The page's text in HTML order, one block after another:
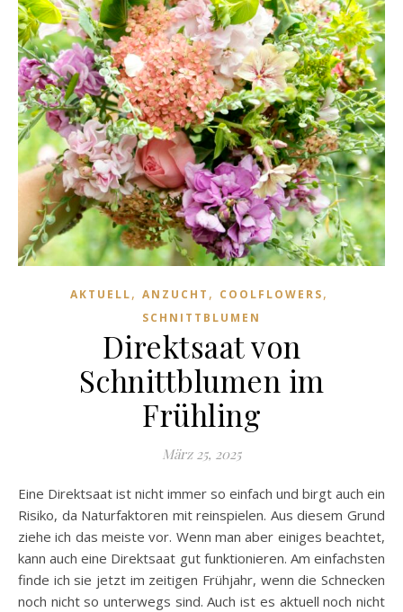
AKTUELL, ANZUCHT , COOLFLOWERS,
SCHNITTBLUMEN
Direktsaat von
Schnittblumen im
Frühling
März 25, 2025
Eine Direktsaat ist nicht immer so einfach und birgt auch ein
Risiko, da Naturfaktoren mit reinspielen. Aus diesem Grund
ziehe ich das meiste vor. Wenn man aber einiges beachtet,
kann auch eine Direktsaat gut funktionieren. Am einfachsten
finde ich sie jetzt im zeitigen Frühjahr, wenn die Schnecken
noch nicht so unterwegs sind. Auch ist es aktuell noch nicht